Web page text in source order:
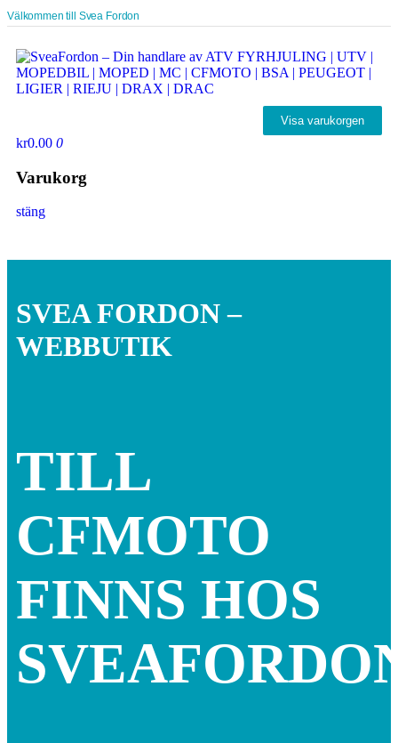
Välkommen till Svea Fordon
Visa varukorgen
kr0.00 0
Varukorg
stäng
SVEA FORDON –
WEBBUTIK
TILL
CFMOTO
FINNS HOS